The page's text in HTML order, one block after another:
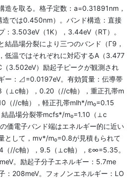
を取る。格子定数：a=0.31891nm，
では0.450nm）。バンド構造：直接
：3.503eV（1K），3.44eV（RT）。
結晶場分裂により三つのバンド（Γ9，
低温ではそれぞれに対応するA（3.477
3.502eV）励起子ピークが観測され
ー：⊿=0.0197eV。有効質量：伝導帯
⊥c軸），0.20（//c軸），重正孔帯m
（//c軸），軽正孔帯mlh*/m₀=0.15
結晶場分裂帯mcfs*/m₀=1.10（⊥c
価電子バンド端はエネルギー的に近い
として，mv*/m₀=0.8が見積もられて
（//c軸），9.5（⊥c軸），ε∞=5.35。
。励起子分子エネルギー：5.7me
：208meV。フォノンエネルギー：LO